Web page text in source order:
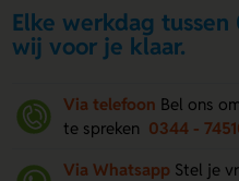
Elke werkdag
wij voor je klaar.
Via telefoon Bel ons
te spreken 0344 -
Via Whatsapp Stel je